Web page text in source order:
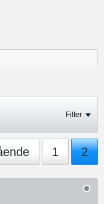
Filter
1 2